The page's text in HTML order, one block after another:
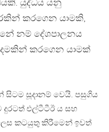
යුද්ධය යනු
කරගෙන යාමකි,
නම් දේශපාලනය
කරගෙන යාමක්
සිටම සූදානම් වෙයි. පසුගිය
එල්ටීටීඊ ය සහ
කටයුතු කිරීමෙන් ඉවත්